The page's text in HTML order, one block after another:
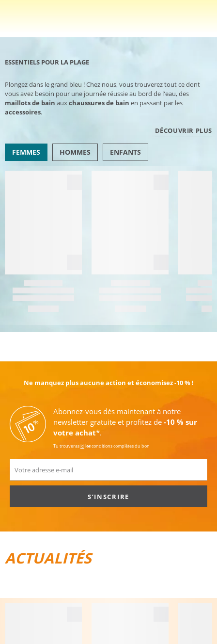
ESSENTIELS POUR LA PLAGE
Plongez dans le grand bleu ! Chez nous, vous trouverez tout ce dont
vous avez besoin pour une journée réussie au bord de l'eau, des
maillots de bain auxchaussures de bain en passant par les
accessoires.
DÉCOUVRIR PLUS
FEMMES HOMMES ENFANTS
Ne manquez plus aucune action et économisez -10 % !
Abonnez-vous dès maintenant à notre
newsletter gratuite et profitez de -10 % sur
votre achat*.
Tu trouverasiciles conditions complètes du bon
S’INSCRIRE
ACTUALITÉS